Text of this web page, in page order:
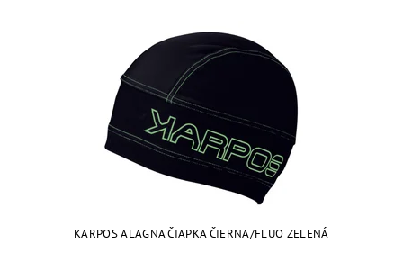
KARPOS ALAGNA ČIAPKA ČIERNA/FLUO ZELENÁ